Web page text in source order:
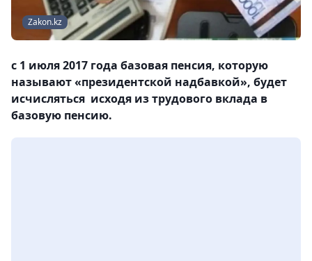
Zakon.kz
с 1 июля 2017 года базовая пенсия, которую
называют «президентской надбавкой», будет
исчисляться исходя из трудового вклада в
базовую пенсию.